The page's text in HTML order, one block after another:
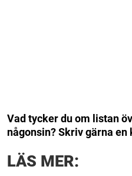
Vad tycker du om listan
någonsin? Skriv gärna
LÄS MER: